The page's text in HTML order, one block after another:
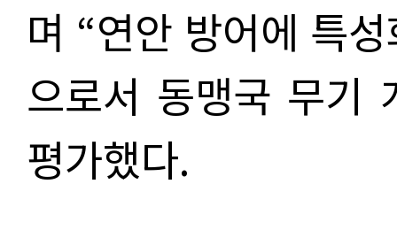
며 “연안 방어에 특
으로서 동맹국 무기
평가했다.